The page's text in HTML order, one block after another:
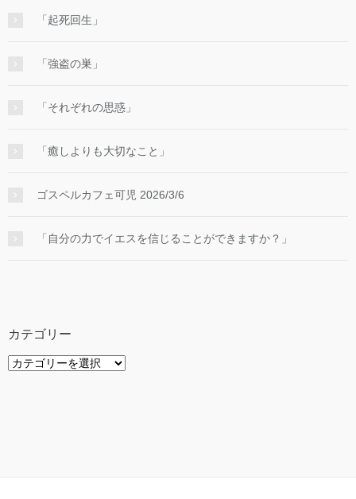
「起死回生」
「強盗の巣」
「それぞれの思惑」
「癒しよりも大切なこと」
ゴスペルカフェ可児 2026/3/6
「自分の力でイエスを信じることができますか？」
カテゴリー
カ